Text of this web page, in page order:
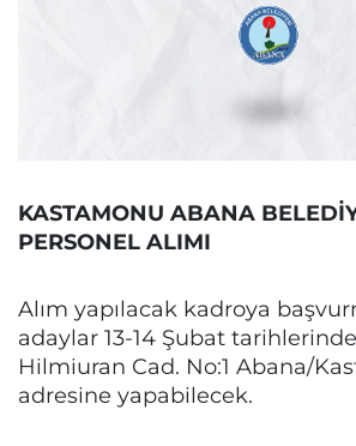
KASTAMONU ABANA
PERSONEL ALIMI
Alım yapılacak kadroya
adaylar 13-14 Şubat
Hilmiuran Cad. No:1 Abana/
adresine yapabilecek.